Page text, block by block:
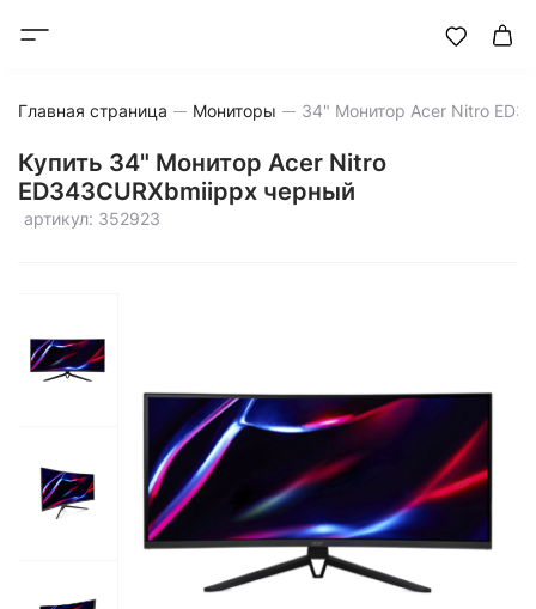
Главная страница Мониторы
Купить 34" Монитор Acer Nitro
ED343CURXbmiippx черный
артикул: 352923